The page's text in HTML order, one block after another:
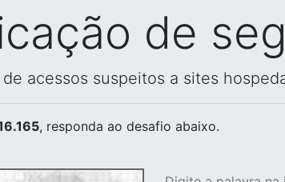
de
acessos suspeitos a sites
, responda ao desafio abaixo.